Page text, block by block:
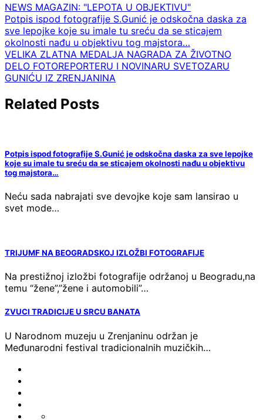
NEWS MAGAZIN: "LEPOTA U OBJEKTIVU"
Navigacija
članaka
Potpis ispod fotografije S.Gunić je odskočna daska za
sve lepojke koje su imale tu sreću da se sticajem
okolnosti nađu u objektivu tog majstora…
VELIKA ZLATNA MEDALJA NAGRADA ZA ŽIVOTNO
DELO FOTOREPORTERU I NOVINARU SVETOZARU
GUNIĆU IZ ZRENJANINA
Related Posts
Potpis ispod fotografije S.Gunić je odskočna daska za sve lepojke
koje su imale tu sreću da se sticajem okolnosti nađu u objektivu
tog majstora…
Neću sada nabrajati sve devojke koje sam lansirao u
svet mode…
TRIJUMF NA BEOGRADSKOJ IZLOŽBI FOTOGRAFIJE
Na prestižnoj izložbi fotografije održanoj u Beogradu,na
temu “žene”,”žene i automobili”…
ZVUCI TRADICIJE U SRCU BANATA
U Narodnom muzeju u Zrenjaninu održan je
Međunarodni festival tradicionalnih muzičkih…